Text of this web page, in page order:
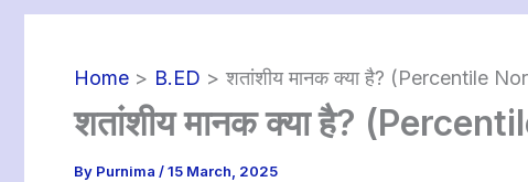
Home B.ED शतांशीय मानक क्या है? (Percentile
शतांशीय मानक क्या है?
By Purnima /15 March, 2025